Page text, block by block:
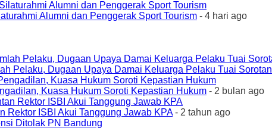
Alumni dan Penggerak Sport Tourism - 4 hari ago
Pelaku, Dugaan Upaya Damai Keluarga Pelaku Tuai Sorotan
Kuasa Hukum Soroti Kepastian Hukum - 2 bulan ago
Rektor ISBI Akui Tanggung Jawab KPA- 2 tahun ago